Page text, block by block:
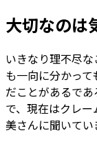
大切なのは
いきなり理不尽
も一向に分かっ
だことがあるで
で、現在はクレ
美さんに聞いてい